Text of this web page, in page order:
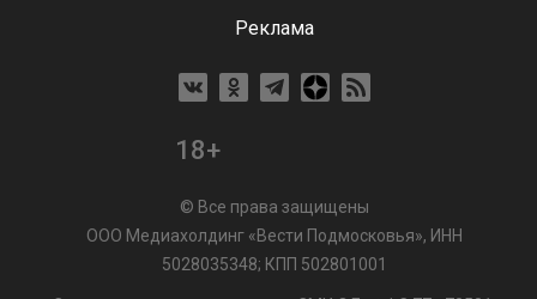
Реклама
18+
© Все права защищены
ООО Медиахолдинг «Вести Подмосковья», ИНН
5028035348; КПП 502801001